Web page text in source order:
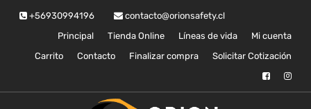
+56930994196
contacto@orionsafety.cl
Principal
Tienda Online Líneas de vida
Mi cuenta
Carrito
Contacto Finalizar compra Solicitar Cotización